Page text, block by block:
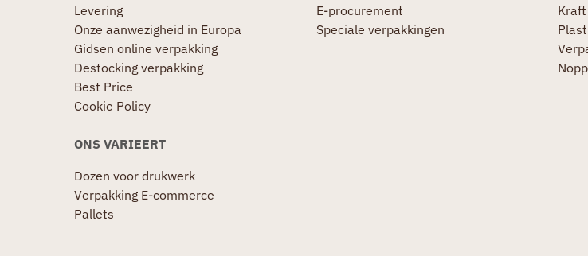
Levering
Onze aanwezigheid in Europa
Gidsen online verpakking
Destocking verpakking
Best Price
Cookie Policy
E-procurement
Speciale verpakkingen
ONS VARIEERT
Dozen voor drukwerk
Verpakking E-commerce
Pallets